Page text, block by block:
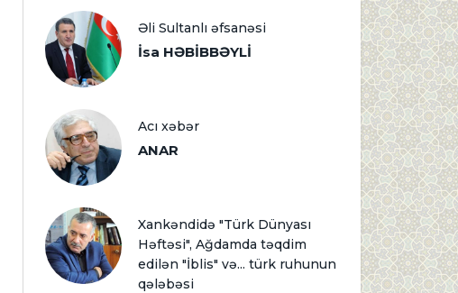
Əli Sultanlı əfsanəsi
İsa HƏBİBBƏYLİ
Acı xəbər
ANAR
Xankəndidə "Türk Dünyası
Həftəsi", Ağdamda təqdim
edilən "İblis" və... türk ruhunun
qələbəsi